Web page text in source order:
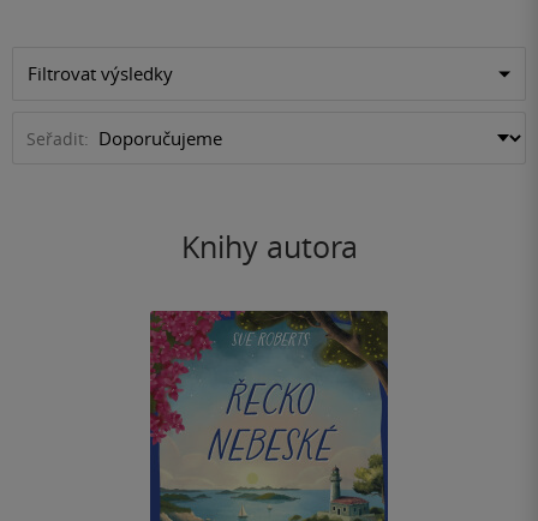
Filtrovat výsledky
Seřadit:
Knihy autora